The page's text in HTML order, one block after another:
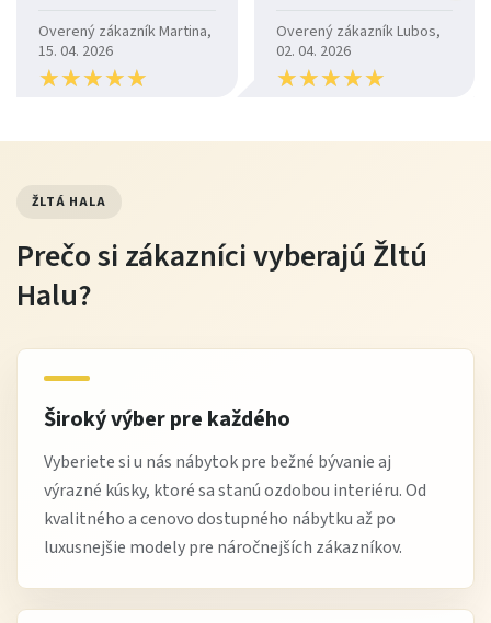
Kuchynská linka Monika je navrhnutá s dôrazom na
každodennú funkčnosť. Spodné skrinky so zásuvkami
Pracovná doska je pri skladových kusoch súčasťou ceny,
pričomvýrobca dodáva pracovné dosky nepravidelne v
rôznych dekoroch
Veľkou výhodou linky Monika je
pracovných dosiek a rúčok. Kuchyňu si tak môžete zladiť
Údržba
povrchy utierajte mäkkou, mierne vlhkou handričkou
kuchynský nábytok
Overený zákazník Martina,
15. 04. 2026
★★★★★
★★★★★
Overený zákazník Lubos,
02. 04. 2026
★★★★★
★★★★★
ŽLTÁ HALA
Prečo si zákazníci vyberajú Žltú
Halu?
Široký výber pre každého
Vyberiete si u nás nábytok pre bežné bývanie aj
výrazné kúsky, ktoré sa stanú ozdobou interiéru. Od
kvalitného a cenovo dostupného nábytku až po
luxusnejšie modely pre náročnejších zákazníkov.